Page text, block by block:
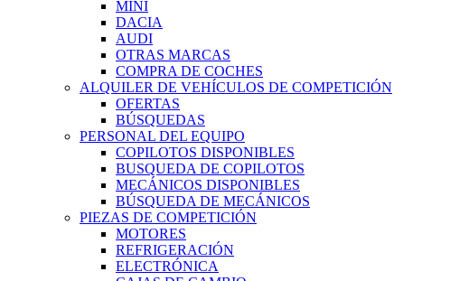
MINI
DACIA
AUDI
OTRAS MARCAS
COMPRA DE COCHES
ALQUILER DE VEHÍCULOS DE COMPETICIÓN
OFERTAS
BÚSQUEDAS
PERSONAL DEL EQUIPO
COPILOTOS DISPONIBLES
BUSQUEDA DE COPILOTOS
MECÁNICOS DISPONIBLES
BÚSQUEDA DE MECÁNICOS
PIEZAS DE COMPETICIÓN
MOTORES
REFRIGERACIÓN
ELECTRÓNICA